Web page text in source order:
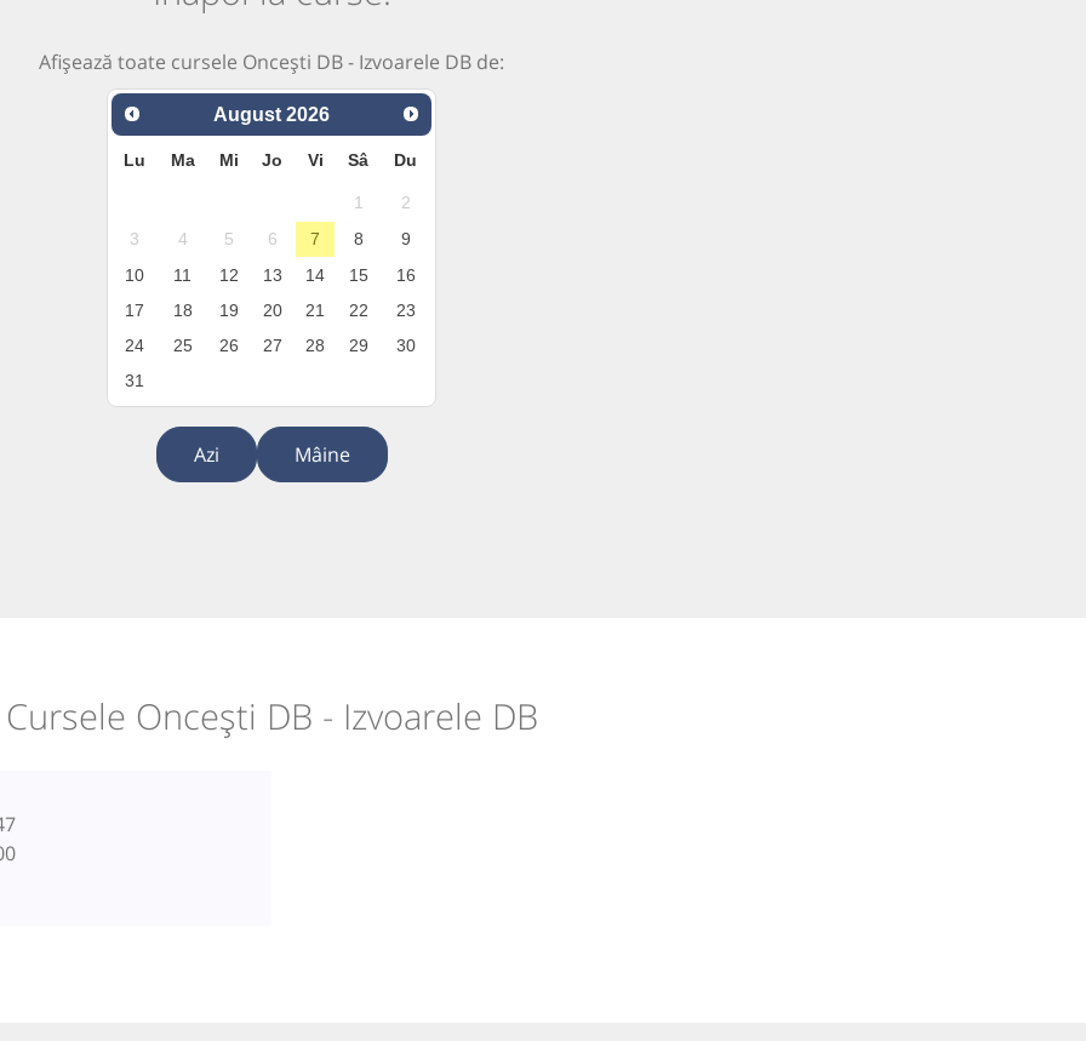
Afișează toate cursele Oncești DB - Izvoarele DB de:
August 2026
Lu Ma Mi Jo Vi Sâ Du
1
2
3
4 5 6 7 8
9
10
11 12 13 14 15
16
17
18 19 20 21 22
23
24
25 26 27 28 29
30
31
Azi Mâine
Cursele Oncești DB - Izvoarele DB